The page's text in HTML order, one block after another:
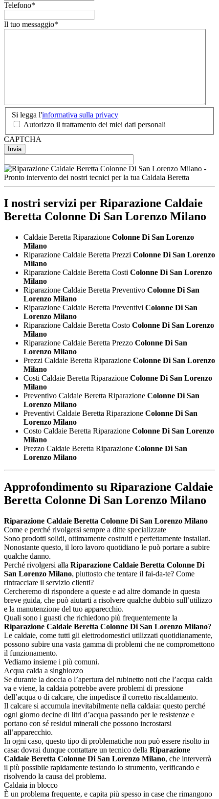
Telefono*
Il tuo messaggio*
Si
legga
sulla
privacy
Si legga l'informativa sulla privacy
Autorizzo il trattamento dei miei dati personali
CAPTCHA
I nostri servizi per Riparazione Caldaie
Beretta Colonne Di San Lorenzo Milano
Caldaie Beretta Riparazione Colonne Di San Lorenzo
Milano
Riparazione Caldaie Beretta Prezzi Colonne Di San Lorenzo
Milano
Riparazione Caldaie Beretta Costi Colonne Di San Lorenzo
Milano
Riparazione Caldaie Beretta Preventivo Colonne Di San
Lorenzo Milano
Riparazione Caldaie Beretta Preventivi Colonne Di San
Lorenzo Milano
Riparazione Caldaie Beretta Costo Colonne Di San Lorenzo
Milano
Riparazione Caldaie Beretta Prezzo Colonne Di San
Lorenzo Milano
Prezzi Caldaie Beretta Riparazione Colonne Di San Lorenzo
Milano
Costi Caldaie Beretta Riparazione Colonne Di San Lorenzo
Milano
Preventivo Caldaie Beretta Riparazione Colonne Di San
Lorenzo Milano
Preventivi Caldaie Beretta Riparazione Colonne Di San
Lorenzo Milano
Costo Caldaie Beretta Riparazione Colonne Di San Lorenzo
Milano
Prezzo Caldaie Beretta Riparazione Colonne Di San
Lorenzo Milano
Approfondimento su Riparazione Caldaie
Beretta Colonne Di San Lorenzo Milano
Riparazione Caldaie Beretta Colonne Di San Lorenzo Milano
Come e perché rivolgersi sempre a ditte specializzate
Sono prodotti solidi, ottimamente costruiti e perfettamente installati.
Nonostante questo, il loro lavoro quotidiano le può portare a subire
qualche danno.
Perché rivolgersi alla Riparazione Caldaie Beretta Colonne Di
San Lorenzo Milano, piuttosto che tentare il fai-da-te? Come
rintracciare il servizio clienti?
Cercheremo di rispondere a queste e ad altre domande in questa
breve guida, che può aiutarti a risolvere qualche dubbio sull’utilizzo
e la manutenzione del tuo apparecchio.
Quali sono i guasti che richiedono più frequentemente la
Riparazione Caldaie Beretta Colonne Di San Lorenzo Milano?
Le caldaie, come tutti gli elettrodomestici utilizzati quotidianamente,
possono subire una vasta gamma di problemi che ne compromettono
il funzionamento.
Vediamo insieme i più comuni.
Acqua calda a singhiozzo
Se durante la doccia o l’apertura del rubinetto noti che l’acqua calda
va e viene, la caldaia potrebbe avere problemi di pressione
dell’acqua o di calcare, che impedisce il corretto riscaldamento.
Il calcare si accumula inevitabilmente nella caldaia: questo perché
ogni giorno decine di litri d’acqua passando per le resistenze e
portano con sé residui minerali che possono incrostarsi
all’apparecchio.
In ogni caso, questo tipo di problematiche non può essere risolto in
casa: dovrai dunque contattare un tecnico della Riparazione
Caldaie Beretta Colonne Di San Lorenzo Milano, che interverrà
il più possibile rapidamente testando lo strumento, verificando e
risolvendo la causa del problema.
Caldaia in blocco
È un problema frequente, e capita più spesso in case che rimangono